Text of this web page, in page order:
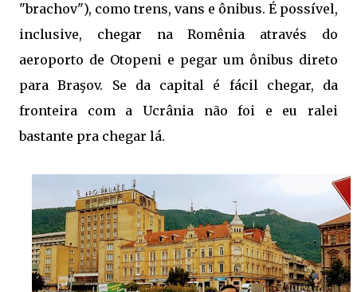
"brachov"), como trens, vans e ônibus. É possível,
inclusive, chegar na Romênia através do
aeroporto de Otopeni e pegar um ônibus direto
para Braşov. Se da capital é fácil chegar, da
fronteira com a Ucrânia não foi e eu ralei
bastante pra chegar lá.